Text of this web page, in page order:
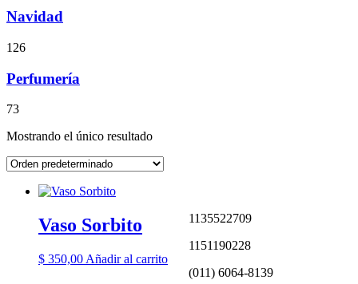
Navidad
126
Perfumería
73
Mostrando el único resultado
Vaso Sorbito
$ 350,00 Añadir al carrito
1135522709
1151190228
(011) 6064-8139